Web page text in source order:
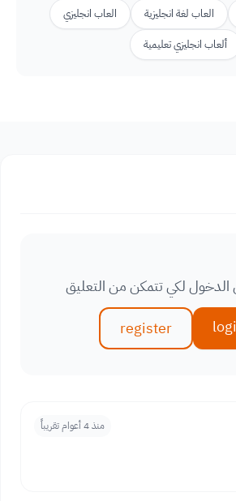
العاب لغة انجليزية
العاب انجليزي
ألعاب انجليزي تعليمية
لكي تتمكن من التعليق
register
منذ 4 أعوام تقريباً